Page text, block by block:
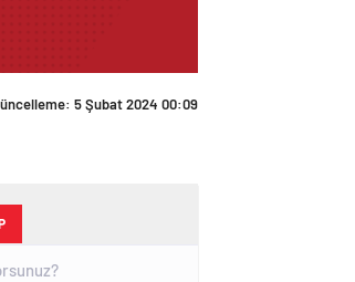
5 Şubat 2024 00:09